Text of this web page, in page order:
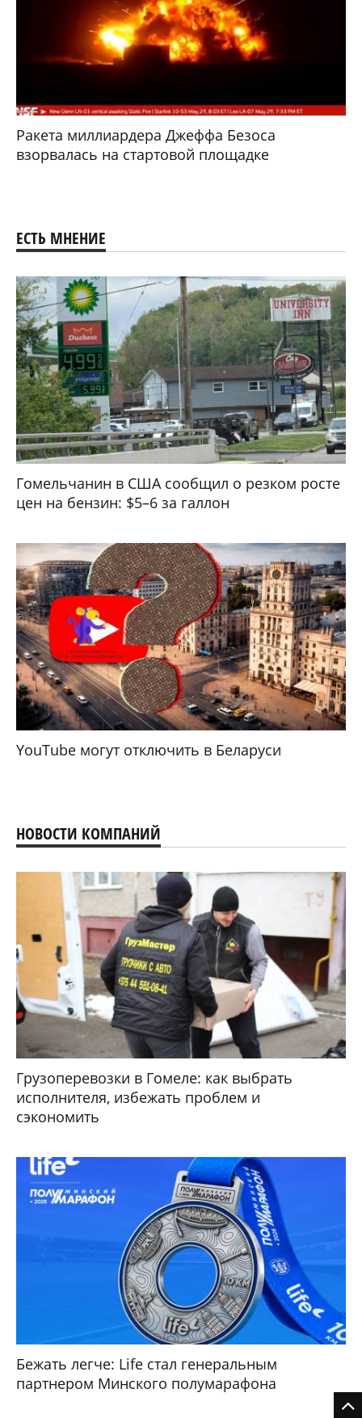
Ракета миллиардера Джеффа Безоса
взорвалась на стартовой площадке
ЕСТЬ МНЕНИЕ
Гомельчанин в США сообщил о резком росте
цен на бензин: $5–6 за галлон
YouTube могут отключить в Беларуси
НОВОСТИ КОМПАНИЙ
Грузоперевозки в Гомеле: как выбрать
исполнителя, избежать проблем и
сэкономить
Бежать легче: Life стал генеральным
партнером Минского полумарафона